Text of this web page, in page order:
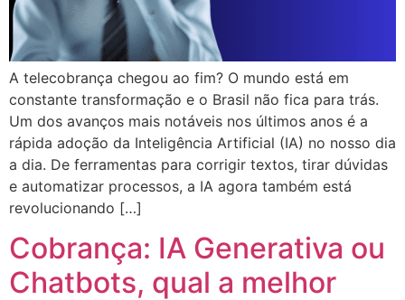
A telecobrança chegou ao fim? O mundo está em
constante transformação e o Brasil não fica para trás.
Um dos avanços mais notáveis nos últimos anos é a
rápida adoção da Inteligência Artificial (IA) no nosso dia
a dia. De ferramentas para corrigir textos, tirar dúvidas
e automatizar processos, a IA agora também está
revolucionando […]
Cobrança: IA Generativa ou
Chatbots, qual a melhor